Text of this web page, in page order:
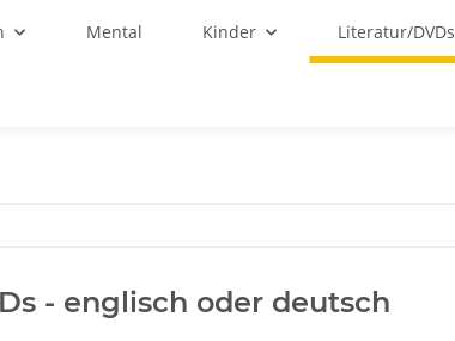
Mental Kinder Literatur/DVDs
- englisch oder deutsch